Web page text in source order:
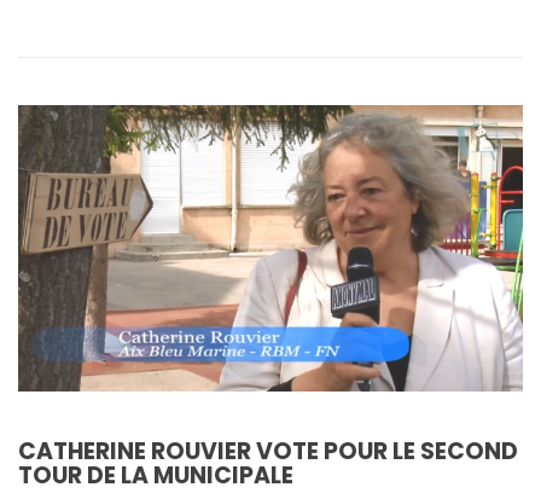
CATHERINE ROUVIER VOTE POUR LE SECOND
TOUR DE LA MUNICIPALE